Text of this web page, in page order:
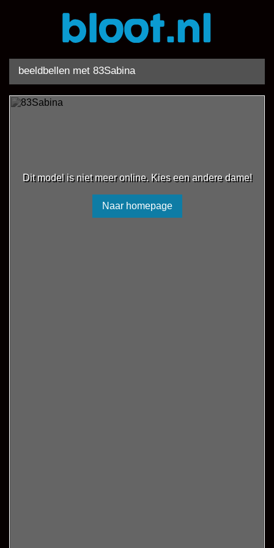
beeldbellen met 83Sabina
Dit model is niet meer online. Kies een andere dame!
Naar homepage